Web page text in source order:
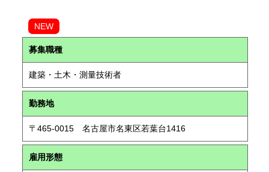
NEW
募集職種
建築・土木・測量技術者
勤務地
〒465-0015 名古屋市名東区若葉台1416
雇用形態